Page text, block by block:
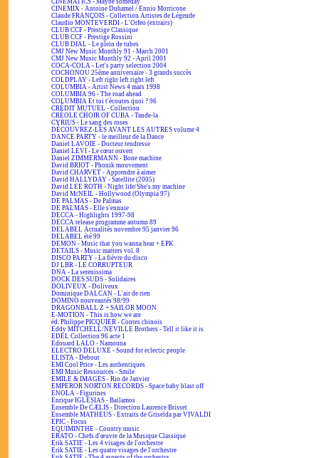
CINEMATICS - Maybe someday
CINEMIX - Antoine Duhamel / Ennio Morricone
Claude FRANÇOIS - Collection Artistes de Légende
Claudio MONTEVERDI - L'Orfeo (extraits)
CLUB CCF - Prestige Classique
CLUB CCF - Prestige Rossini
CLUB DIAL - Le plein de tubes
CMJ New Music Monthly 91 - March 2001
CMJ New Music Monthly 92 - April 2001
COCA-COLA - Let's party selection 2004
COCHONOU 25ème anniversaire - 3 grands succès
COLDPLAY - Left right left right left
COLUMBIA - Artist News 4 mars 1998
COLUMBIA 96 - The road ahead
COLUMBIA Et toi t'écoutes quoi ? 96
CRÉDIT MUTUEL - Collection
CRÉOLE CHOIR OF CUBA - Tande-la
CYRIUS - Le sang des roses
DÉCOUVREZ-LES AVANT LES AUTRES volume 4
DANCE PARTY - le meilleur de la Dance
Daniel LAVOIE - Docteur tendresse
Daniel LEVI - Le cœur ouvert
Daniel ZIMMERMANN - Bone machine
David BRIOT - Phonik mouvement
David CHARVET - Apprendre à aimer
David HALLYDAY - Satellite (2005)
David LEE ROTH - Night life/She's my machine
David McNEIL - Hollywood (Olympia 97)
DE PALMAS - De Palmas
DE PALMAS - Elle s'ennuie
DECCA - Highlights 1997-98
DECCA release programme autumn 89
DELABEL Actualités novembre 95 janvier 96
DELABEL été 99
DEMON - Music that you wanna hear + EPK
DETAILS - Music matters vol. 8
DISCO PARTY - La fièvre du disco
DJ LBR - LE CORRUPTEUR
DNA - La serenissima
DOCK DES SUDS - Solidaires
DOLIVEUX - Doliveux
Dominique DALCAN - L'air de rien
DOMINO nouveautés 98/99
DRAGONBALL Z + SAILOR MOON
E-MOTION - This is how we are
éd. Philippe PICQUIER - Contes chinois
Eddy MITCHELL/NEVILLE Brothers - Tell it like it is
EDEL Collection 96 acte 1
Edouard LALO - Namouna
ELECTRO DELUXE - Sound for eclectic people
ELISTA - Debout
EMI Cool Price - Les authentiques
EMI Music Ressources - Smile
EMILE & IMAGES - Rio de Janvier
EMPEROR NORTON RECORDS - Space baby blast off
ENOLA - Figurines
Enrique IGLESIAS - Bailamos
Ensemble De CÆLIS - Direction Laurence Brisset
Ensemble MATHEUS - Extraits de Griselda par VIVALDI
EPIC - Focus
EQUIMINTHE - Country music
ERATO - Chefs d'œuvre de la Musique Classique
Erik SATIE - Les 4 visages de l'orchestre
Erik SATIE - Les quatre visages de l'orchestre